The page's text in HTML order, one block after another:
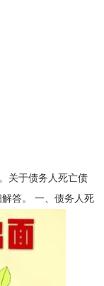
。关于债务人死亡债
答。 一、债务人死